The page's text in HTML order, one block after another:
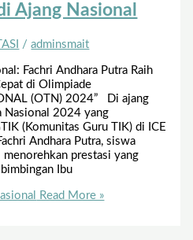
Ajang Nasional
/adminsmait
Fachri Andhara Putra Raih
di Olimpiade
(OTN) 2024” Di ajang
2024 yang
(Komunitas Guru TIK) di ICE
Andhara Putra, siswa
prestasi yang
Ibu
Read More »